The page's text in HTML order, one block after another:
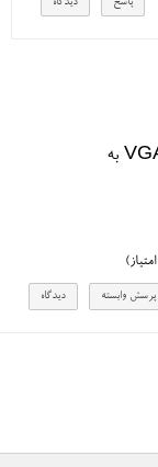
بله این گوشی یک دوربین VGA به
امتیاز)